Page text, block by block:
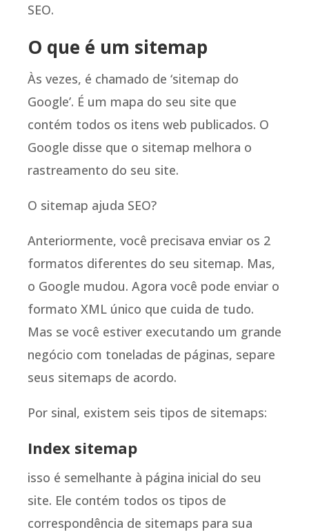
SEO.
O que é um sitemap
Às vezes, é chamado de ‘sitemap do
Google’. É um mapa do seu site que
contém todos os itens web publicados. O
Google disse que o sitemap melhora o
rastreamento do seu site.
O sitemap ajuda SEO?
Anteriormente, você precisava enviar os 2
formatos diferentes do seu sitemap. Mas,
o Google mudou. Agora você pode enviar o
formato XML único que cuida de tudo.
Mas se você estiver executando um grande
negócio com toneladas de páginas, separe
seus sitemaps de acordo.
Por sinal, existem seis tipos de sitemaps:
Index sitemap
isso é semelhante à página inicial do seu
site. Ele contém todos os tipos de
correspondência de sitemaps para sua